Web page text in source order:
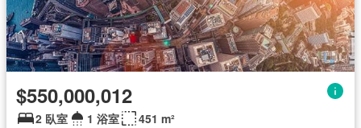
$550,000,012
2 臥室 1 浴室 451 m²